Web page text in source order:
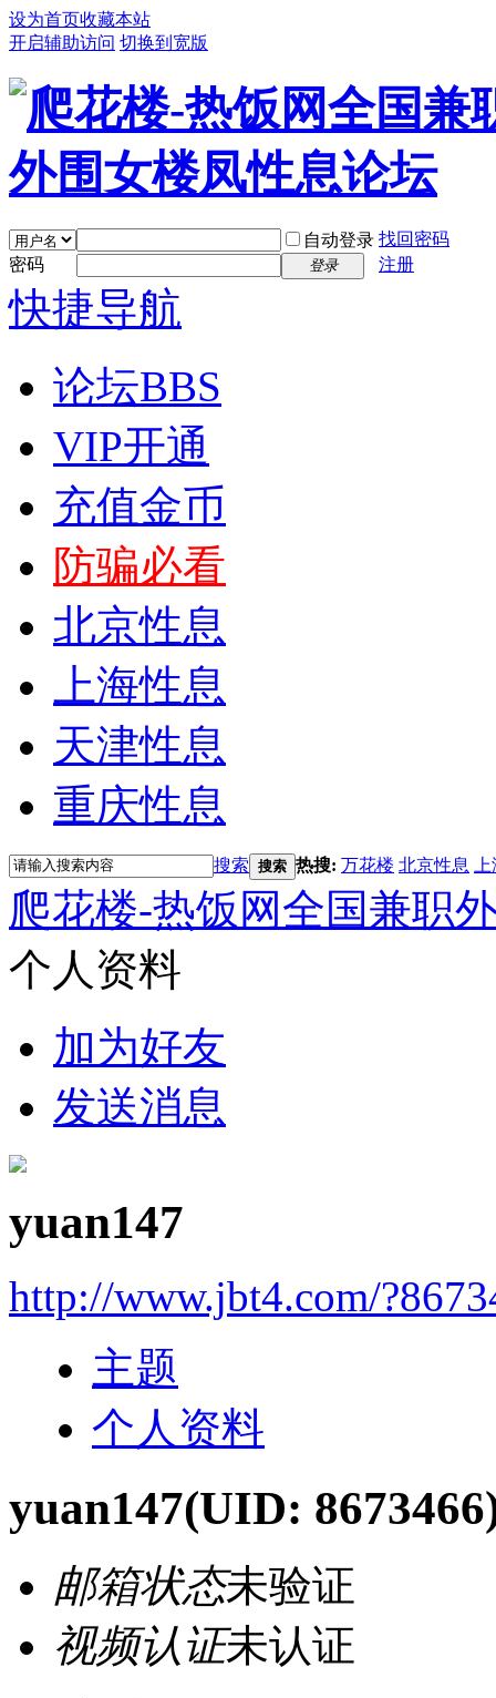
设为首页收藏本站
开启辅助访问 切换到宽版
自动登录 找回密码
密码
登录 注册
快捷导航
论坛BBS
VIP开通
充值金币
防骗必看
北京性息
上海性息
天津性息
重庆性息
搜索 搜索 热搜: 万花楼 北京性息
爬花楼-热饭网全国兼职
个人资料
加为好友
发送消息
yuan147
http://www.jbt4.com/
主题
个人资料
yuan147(UID:
邮箱状态未验证
视频认证未认证